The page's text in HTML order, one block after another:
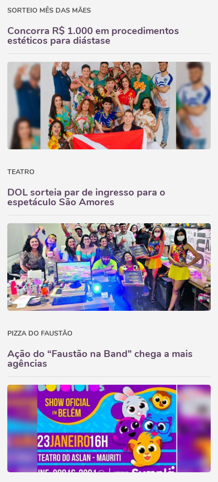
SORTEIO MÊS DAS MÃES
Concorra R$ 1.000 em procedimentos
estéticos para diástase
TEATRO
DOL sorteia par de ingresso para o
espetáculo São Amores
PIZZA DO FAUSTÃO
Ação do “Faustão na Band” chega a mais
agências